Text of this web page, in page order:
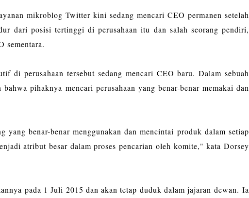
mikroblog Twitter kini sedang mencari CEO permanen setelah
dari posisi tertinggi di perusahaan itu dan salah seorang pendiri,
sementara.
di perusahaan tersebut sedang mencari CEO baru. Dalam sebuah
pihaknya mencari perusahaan yang benar-benar memakai dan
yang benar-benar menggunakan dan mencintai produk dalam setiap
atribut besar dalam proses pencarian oleh komite," kata Dorsey
pada 1 Juli 2015 dan akan tetap duduk dalam jajaran dewan. Ia